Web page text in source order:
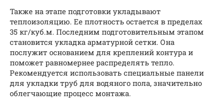
Также на этапе подготовки укладывают
теплоизоляцию. Ее плотность остается в пределах
35 кг/куб.м. Последним подготовительным этапом
становится укладка арматурной сетки. Она
послужит основанием для креплений контура и
поможет равномернее распределять тепло.
Рекомендуется использовать специальные панели
для укладки труб для водяного пола, значительно
облегчающие процесс монтажа.